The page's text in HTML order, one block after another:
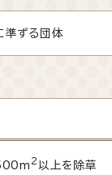
準ずる団体
2 以上を除草